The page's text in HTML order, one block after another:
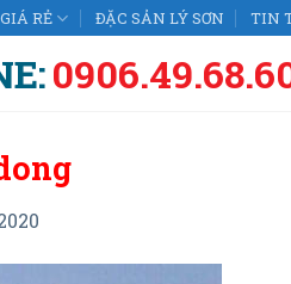
RẺ ĐẶC SẢN LÝ SƠN TIN